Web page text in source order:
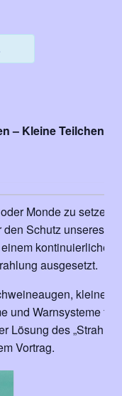
– Kleine Teilchen,
Monde zu setzen,
Schutz unseres
kontinuierlichen
ausgesetzt.
kleine
und Warnsysteme für
Lösung des
Vortrag.